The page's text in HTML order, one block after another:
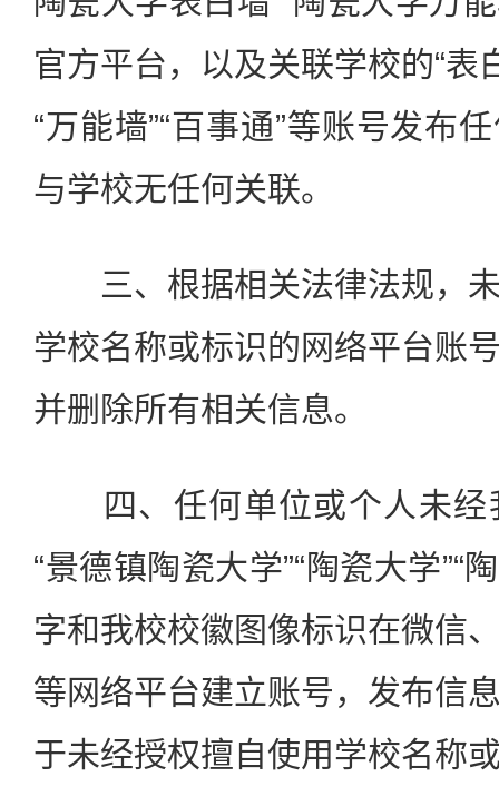
官方平台，以及关联学校的“表
“万能墙”“百事通”等账号发布
与学校无任何关联。
三、根据相关法律法规，未
学校名称或标识的网络平台账
并删除所有相关信息。
四、任何单位或个人未经
“景德镇陶瓷大学”“陶瓷大学”“
字和我校校徽图像标识在微信
等网络平台建立账号，发布信
于未经授权擅自使用学校名称